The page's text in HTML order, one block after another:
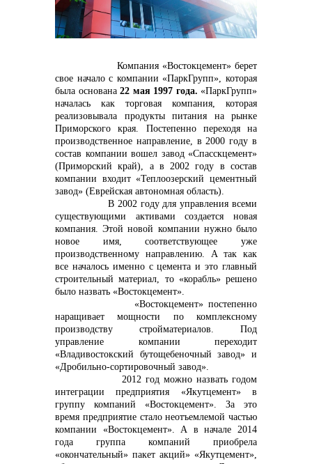
контакты отдела закупок
Контакты
+7 (423) 234 50 50
info@vostokcement.ru
Компания «Востокцемент» берет
свое начало с компании «ПаркГрупп», которая
была основана 22 мая 1997 года. «ПаркГрупп»
началась как торговая компания, которая
реализовывала продукты питания на рынке
Приморского края. Постепенно переходя на
производственное направление, в 2000 году в
состав компании вошел завод «Спасскцемент»
(Приморский край), а в 2002 году в состав
компании входит «Теплоозерский цементный
завод» (Еврейская автономная область).
В 2002 году для управления всеми
существующими активами создается новая
компания. Этой новой компании нужно было
новое имя, соответствующее уже
производственному направлению. А так как
все началось именно с цемента и это главный
строительный материал, то «корабль» решено
было назвать «Востокцемент».
«Востокцемент» постепенно
наращивает мощности по комплексному
производству стройматериалов. Под
управление компании переходит
«Владивостокский бутощебеночный завод» и
«Дробильно-сортировочный завод».
2012 год можно назвать годом
интеграции предприятия «Якутцемент» в
группу компаний «Востокцемент». За это
время предприятие стало неотъемлемой частью
компании «Востокцемент». А в начале 2014
года группа компаний приобрела
«окончательный» пакет акций» «Якутцемент»,